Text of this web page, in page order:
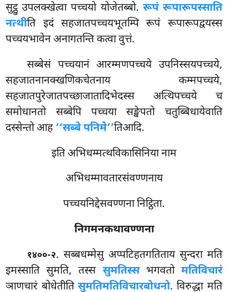
सुट्ठु उपलक्खेत्वा पच्चयो योजेतब्बो. रूपं रूपारूपस्साति
नत्थीति इदं सहजातपच्चयभूतम्पि रूपं रूपारूपद्वयस्स
पच्चयभावेन अनागतन्ति कत्वा वुत्तं.
सब्बेसं पच्चयानं आरम्मणपच्चये उपनिस्सयपच्चये,
सहजातनानक्खणिकचेतनाय कम्मपच्चये,
सहजातपुरेजातपच्छाजातादिभेदस्स अत्थिपच्चये च
समोधानतो सब्बेपि पच्चया सङ्खेपतो चतुब्बिधायेवाति
दस्सेन्तो आह‘‘सब्बे पनिमे’’तिआदि.
इति अभिधम्मत्थविकासिनिया नाम
अभिधम्मावतारसंवण्णनाय
पच्चयनिद्देसवण्णना निट्ठिता.
निगमनकथावण्णना
१४००-२. सब्बधम्मेसु अप्पटिहतगतिताय सुन्दरा मति
इमस्साति सुमति, तस्स सुमतिस्सभगवतो मतिविचारं
ञाणचारं बोधेतीति सुमतिमतिविचारबोधनो. विरुद्धा मति